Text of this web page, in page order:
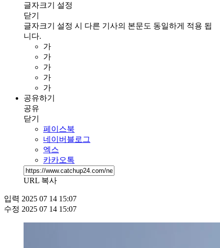
글자크기 설정
닫기
글자크기 설정 시 다른 기사의 본문도 동일하게 적용 됩
니다.
가
가
가
가
가
공유하기
공유
닫기
페이스북
네이버블로그
엑스
카카오톡
URL 복사
입력 2025 07 14 15:07
수정 2025 07 14 15:07